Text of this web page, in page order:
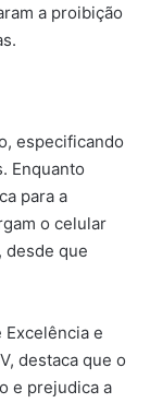
a proibição
especificando
Enquanto
para a
o celular
desde que
e
destaca que o
e prejudica a